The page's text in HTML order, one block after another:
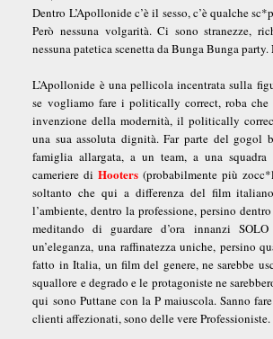
Dentro L’Apollonide c’è il sesso, c’è qualche
Però nessuna volgarità. Ci sono stranezze,
nessuna patetica scenetta da Bunga Bunga
L’Apollonide è una pellicola incentrata sulla
se vogliamo fare i politically correct, roba che
invenzione della modernità, il politically
una sua assoluta dignità. Far parte del gogol
famiglia allargata, a un team, a una
cameriere diHooters (probabilmente più
soltanto che qui a differenza del film
l’ambiente, dentro la professione, persino
meditando di guardare d’ora innanzi
un’eleganza, una raffinatezza uniche, persino
fatto in Italia, un film del genere, ne sarebbe
squallore e degrado e le protagoniste ne
qui sono Puttane con la P maiuscola. Sanno
clienti affezionati, sono delle vere Professioniste.